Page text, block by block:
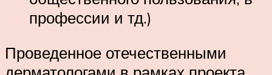
профессии и тд.)
Проведенное отечественными